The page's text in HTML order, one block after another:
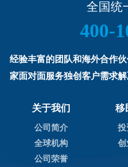
全国统
400-
经验丰富的团队和海外合作
家面对面服务独创客户需求
关于我们
公司简介
全球机构
公司荣誉
移
投
创